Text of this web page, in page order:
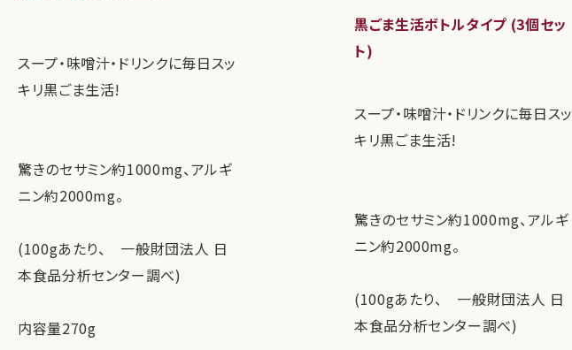
スープ・味噌汁・ドリンクに毎日スッ
キリ黒ごま生活!
驚きのセサミン約1000mg、アルギ
ニン約2000mg。
(100gあたり、 一般財団法人 日
本食品分析センター調べ)
内容量270g
黒ごま生活ボトルタイプ (3個セッ
ト)
スープ・味噌汁・ドリンクに毎日スッ
キリ黒ごま生活!
驚きのセサミン約1000mg、アルギ
ニン約2000mg。
(100gあたり、 一般財団法人 日
本食品分析センター調べ)